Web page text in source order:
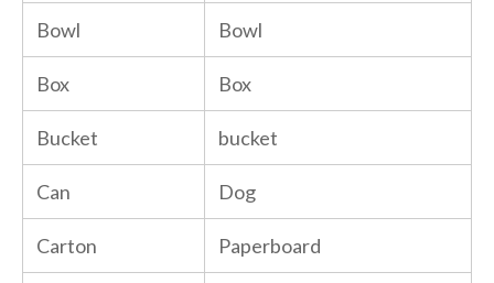
Bowl Bowl
Box Box
Bucket bucket
Can Dog
Carton Paperboard